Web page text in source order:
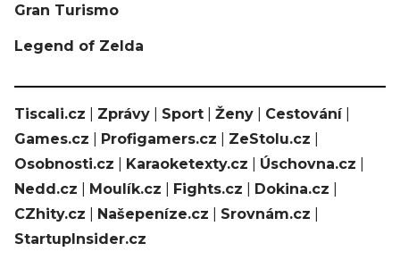
Gran Turismo
Legend of Zelda
Tiscali.cz Zprávy Sport Ženy Cestování|
Games.cz
Profigamers.cz ZeStolu.cz
Osobnosti.cz
Karaoketexty.cz Úschovna.cz
Nedd.cz
Moulík.cz Fights.cz Dokina.cz
CZhity.cz
Našepeníze.cz Srovnám.cz
StartupInsider.cz